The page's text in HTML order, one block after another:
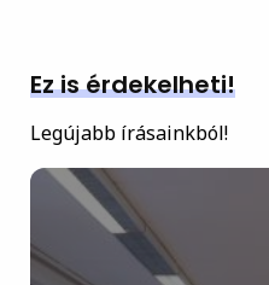
Ez is érdekelheti!
Legújabb írásainkból!